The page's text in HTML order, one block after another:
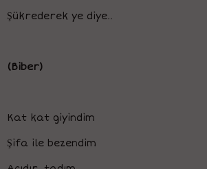
Şükrederek ye diye..
(Biber)
Kat kat giyindim
Şifa ile bezendim